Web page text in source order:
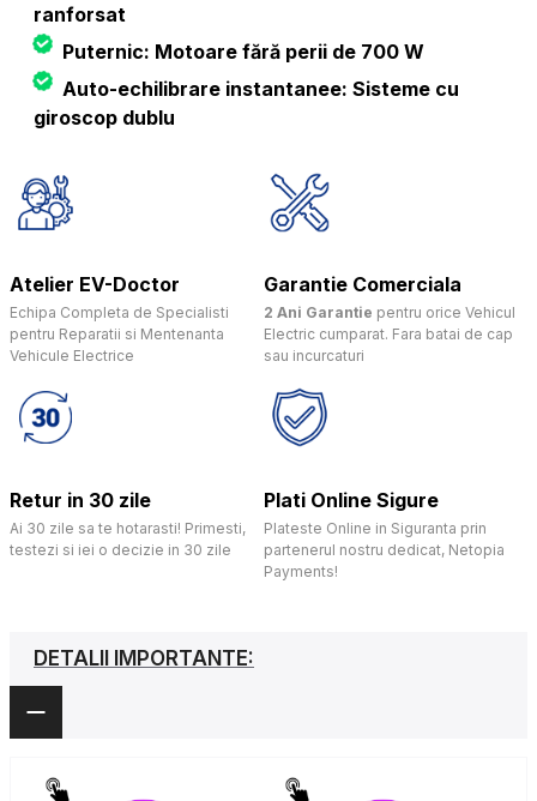
ranforsat
Puternic: Motoare fără perii de 700 W
Auto-echilibrare instantanee: Sisteme cu
giroscop dublu
Atelier EV-Doctor
Echipa Completa de Specialisti
pentru Reparatii si Mentenanta
Vehicule Electrice
Garantie Comerciala
2 Ani Garantie pentru orice Vehicul
Electric cumparat. Fara batai de cap
sau incurcaturi
Retur in 30 zile
Ai 30 zile sa te hotarasti! Primesti,
testezi si iei o decizie in 30 zile
Plati Online Sigure
Plateste Online in Siguranta prin
partenerul nostru dedicat, Netopia
Payments!
DETALII IMPORTANTE: